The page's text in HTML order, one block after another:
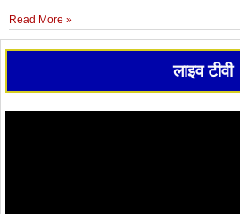
Read More »
लाइव टीवी